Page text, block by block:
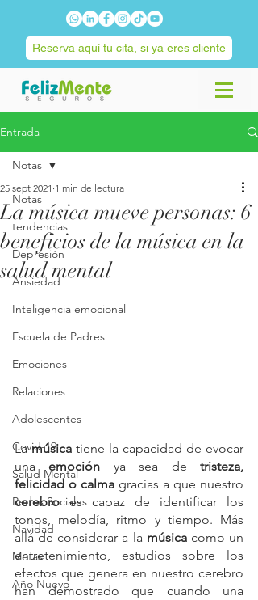
Reserva aquí tu cita, si ya eres cliente
Entrada
Notas
tendencias
Depresión
Ansiedad
Inteligencia emocional
Escuela de Padres
Emociones
Relaciones
Adolescentes
Covid-19
Salud Mental
Redes Sociales
Navidad
Metas
Año Nuevo
Notas
La música mueve personas: 6
beneficios de la música en la
salud mental
25 sept 2021 1 min de lectura
La música tiene la capacidad de evocar
una emoción ya sea de tristeza,
felicidad o calma
cerebro es capaz de identificar los
tonos, melodía, ritmo y tiempo. Más
allá de considerar a la música como un
entretenimiento, estudios sobre los
efectos que genera en nuestro cerebro
han demostrado que cuando una